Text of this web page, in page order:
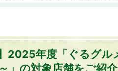
2025年度「ぐるグ
」の対象店舗をご紹